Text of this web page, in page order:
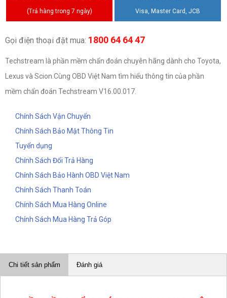
(Trả hàng trong 7 ngày) Visa, Master Card, JCB
Gọi điện thoại đặt mua: 1800 64 64 47
Techstream là phần mềm chẩn đoán chuyên hãng dành cho Toyota,
Lexus và Scion.Cùng OBD Việt Nam tìm hiểu thông tin của phần
mềm chẩn đoán Techstream V16.00.017.
Chính Sách Vận Chuyển
Chính Sách Bảo Mật Thông Tin
Tuyển dụng
Chính Sách Đổi Trả Hàng
Chính Sách Bảo Hành OBD Việt Nam
Chính Sách Thanh Toán
Chính Sách Mua Hàng Online
Chính Sách Mua Hàng Trả Góp
Chi tiết sản phẩm Đánh giá